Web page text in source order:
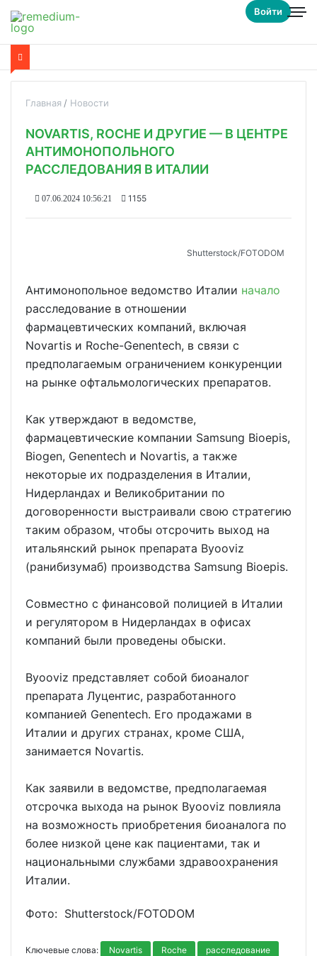
Войти
Главная Новости
NOVARTIS, ROCHE И ДРУГИЕ — В ЦЕНТРЕ
АНТИМОНОПОЛЬНОГО
РАССЛЕДОВАНИЯ В ИТАЛИИ
07.06.2024 10:56:21 1155
Shutterstoсk/FOTODOM
Антимонопольное ведомство Италии начало
расследование в отношении
фармацевтических компаний, включая
Novartis и Roche-Genentech, в связи с
предполагаемым ограничением конкуренции
на рынке офтальмологических препаратов.
Как утверждают в ведомстве,
фармацевтические компании Samsung Bioepis,
Biogen, Genentech и Novartis, а также
некоторые их подразделения в Италии,
Нидерландах и Великобритании по
договоренности выстраивали свою стратегию
таким образом, чтобы отсрочить выход на
итальянский рынок препарата Byooviz
(ранибизумаб) производства Samsung Bioepis.
Совместно с финансовой полицией в Италии
и регулятором в Нидерландах в офисах
компаний были проведены обыски.
Byooviz представляет собой биоаналог
препарата Луцентис, разработанного
компанией Genentech. Его продажами в
Италии и других странах, кроме США,
занимается Novartis.
Как заявили в ведомстве, предполагаемая
отсрочка выхода на рынок Byooviz повлияла
на возможность приобретения биоаналога по
более низкой цене как пациентами, так и
национальными службами здравоохранения
Италии.
Фото: Shutterstoсk/FOTODOM
Ключевые слова: Novartis Roche расследование